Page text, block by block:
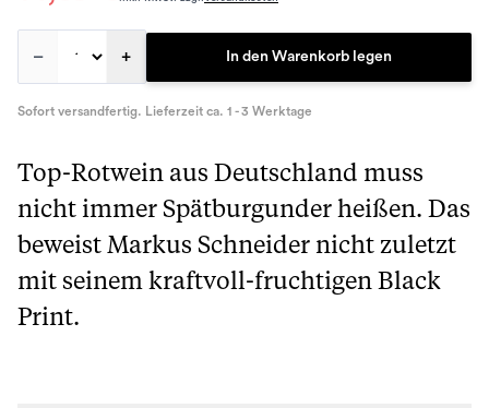
– + In den Warenkorb legen
Sofort versandfertig. Lieferzeit ca. 1 - 3 Werktage
Top-Rotwein aus Deutschland muss
nicht immer Spätburgunder heißen. Das
beweist Markus Schneider nicht zuletzt
mit seinem kraftvoll-fruchtigen Black
Print.